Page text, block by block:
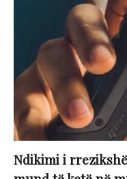
Ndikimi i